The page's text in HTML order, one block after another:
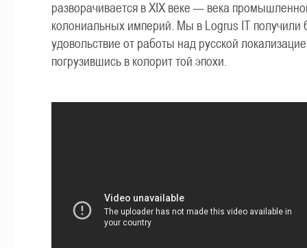
разворачивается в XIX веке — века
колониальных империй. Мы в Logrus IT получили
удовольствие от работы над русской
погрузившись в колорит той эпохи.